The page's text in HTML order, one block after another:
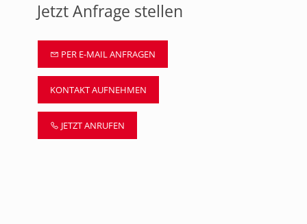
Jetzt Anfrage stellen
PER E-MAIL ANFRAGEN
KONTAKT AUFNEHMEN
JETZT ANRUFEN